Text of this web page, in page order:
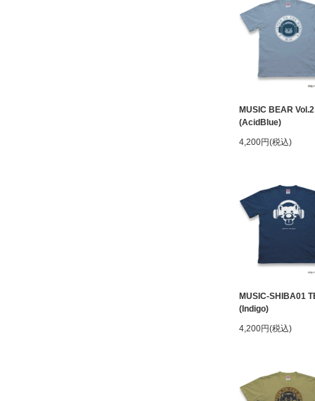
MUSIC BEAR
(AcidBlue)
4,200円(税込)
MUSIC-SHIBA01
(Indigo)
4,200円(税込)